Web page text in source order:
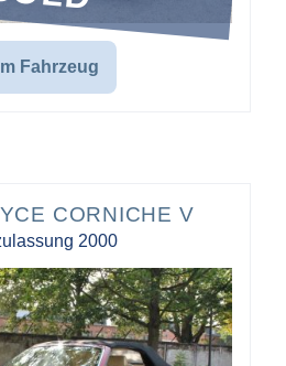
Fahrzeug
CORNICHE V
2000